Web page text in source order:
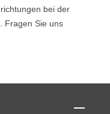
bei der
Fragen Sie uns